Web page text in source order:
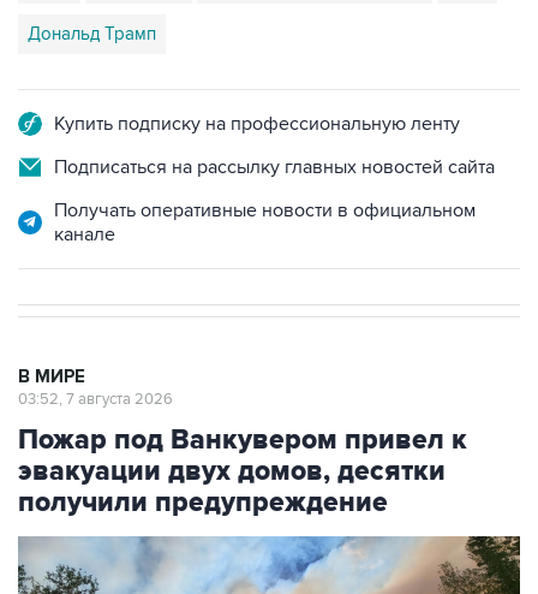
Дональд Трамп
Купить подписку на профессиональную ленту
Подписаться на рассылку главных новостей сайта
Получать оперативные новости в официальном
канале
В МИРЕ
03:52, 7 августа 2026
Пожар под Ванкувером привел к
эвакуации двух домов, десятки
получили предупреждение